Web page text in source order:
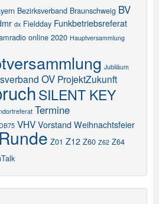
Bezirksverband Braunschweig BV
dx Fieldday Funkbetriebsreferat
online 2020 Hauptversammlung
Jubiläum
OV ProjektZukunft
SILENT KEY
Termine
VHV Vorstand Weihnachtsfeier
Z01 Z12 Z60 Z62 Z64